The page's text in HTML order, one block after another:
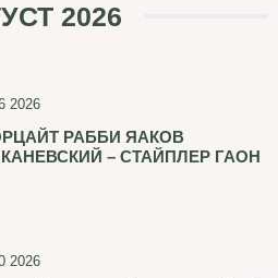
2026
2026
РАББИ ЯАКОВ
– СТАЙПЛЕР ГАОН
2026